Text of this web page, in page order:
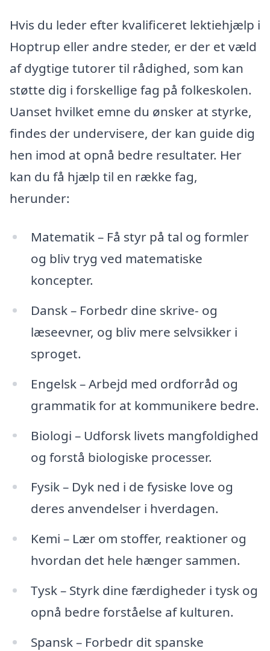
Hvis du leder efter kvalificeret lektiehjælp i
Hoptrup eller andre steder, er der et væld
af dygtige tutorer til rådighed, som kan
støtte dig i forskellige fag på folkeskolen.
Uanset hvilket emne du ønsker at styrke,
findes der undervisere, der kan guide dig
hen imod at opnå bedre resultater. Her
kan du få hjælp til en række fag,
herunder:
Matematik – Få styr på tal og formler
og bliv tryg ved matematiske
koncepter.
Dansk – Forbedr dine skrive- og
læseevner, og bliv mere selvsikker i
sproget.
Engelsk – Arbejd med ordforråd og
grammatik for at kommunikere bedre.
Biologi – Udforsk livets mangfoldighed
og forstå biologiske processer.
Fysik – Dyk ned i de fysiske love og
deres anvendelser i hverdagen.
Kemi – Lær om stoffer, reaktioner og
hvordan det hele hænger sammen.
Tysk – Styrk dine færdigheder i tysk og
opnå bedre forståelse af kulturen.
Spansk – Forbedr dit spanske